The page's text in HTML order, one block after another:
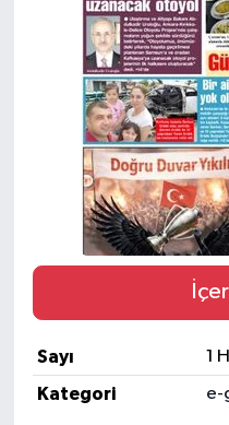
Sayı
1
Kategori
e-
Kargı
Laçin
Mecitözü
Oğuzlar
Ortaköy
Osmancık
Sungurlu